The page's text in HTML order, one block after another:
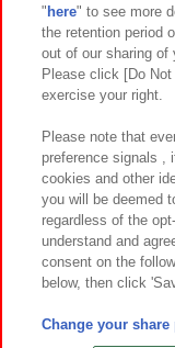
関連会社
プライバシーポリシ
お取引先さ
カスタマーハラスメン
" here" to see more
the retention period
out of our sharing of
Please click [Do
exercise your right.
Please note that
preference signals ,
cookies and other
you will be deemed
regardless of the
understand and
consent on the
below, then click
Change your share